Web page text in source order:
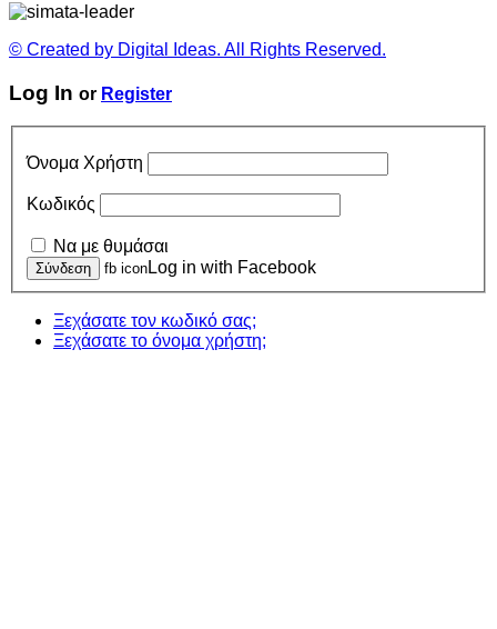
© Created by Digital Ideas. All Rights Reserved.
Log In or Register
Όνομα Χρήστη
Κωδικός
Να με θυμάσαι
fb icon Log in with Facebook
Ξεχάσατε τον κωδικό σας;
Ξεχάσατε το όνομα χρήστη;